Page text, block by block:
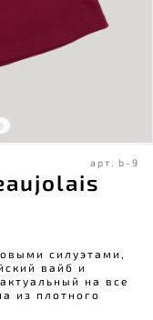
арт. b-9
силуэтами,
вайб и
на все
из плотного